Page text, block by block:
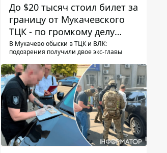
До $20 тысяч стоил билет за
границу от Мукачевского
ТЦК - по громкому делу
первые подозрения
получили двое бывших
руководителей
В Мукачево обыски в ТЦК и ВЛК:
подозрения получили двое экс-главы